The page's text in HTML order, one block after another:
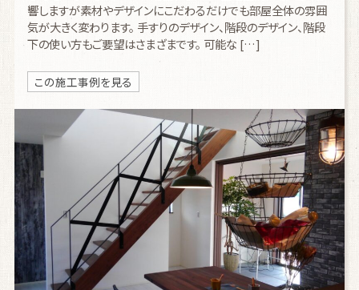
響しますが素材やデザインにこだわるだけでも部屋全体の雰囲
気が大きく変わります。 手すりのデザイン、階段のデザイン、階段
下の使い方もご要望はさまざまです。 可能な […]
この施工事例を見る